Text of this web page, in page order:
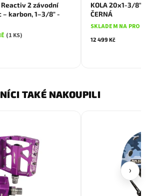
2 závodní
– karbon, 1–3/8" -
(1 KS)
KOLA 20x1-3/8"
ČERNÁ
SKLADEM NA
12 499 Kč
TAKÉ NAKOUPILI
›